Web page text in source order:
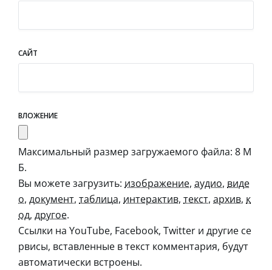
САЙТ
ВЛОЖЕНИЕ
Максимальный размер загружаемого файла: 8 М
Б.
Вы можете загрузить: изображение, аудио, виде
о, документ, таблица, интерактив, текст, архив, к
од, другое.
Ссылки на YouTube, Facebook, Twitter и другие се
рвисы, вставленные в текст комментария, будут
автоматически встроены.